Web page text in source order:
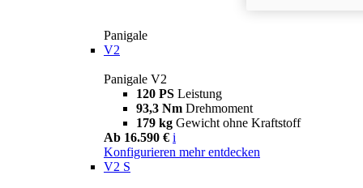
Panigale
V2
Panigale V2
120 PS Leistung
93,3 Nm Drehmoment
179 kg Gewicht ohne Kraftstoff
Ab 16.590 € i
Konfigurieren mehr entdecken
V2 S